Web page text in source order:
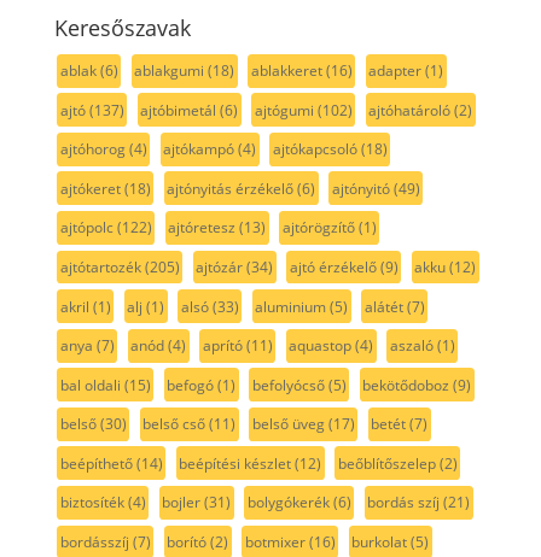
Keresőszavak
ablak(6) ablakgumi (18) ablakkeret(16) adapter(1)
ajtó(137) ajtóbimetál (6) ajtógumi (102) ajtóhatároló(2)
ajtóhorog(4) ajtókampó(4) ajtókapcsoló(18)
ajtókeret(18) ajtónyitás érzékelő(6) ajtónyitó(49)
ajtópolc(122) ajtóretesz (13) ajtórögzítő(1)
ajtótartozék(205) ajtózár(34) ajtó érzékelő(9) akku(12)
akril (1) alj (1) alsó(33) aluminium(5) alátét(7)
anya (7) anód(4) aprító(11) aquastop(4) aszaló(1)
bal oldali (15) befogó(1) befolyócső(5) bekötődoboz (9)
belső(30) belső cső(11) belső üveg(17) betét(7)
beépíthető(14) beépítési készlet(12) beőblítőszelep(2)
biztosíték(4) bojler(31) bolygókerék(6) bordás szíj (21)
bordásszíj (7) borító(2) botmixer(16) burkolat(5)